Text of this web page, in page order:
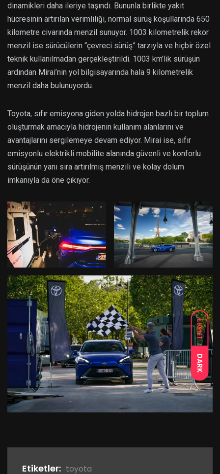
LIGHT
DARK
dinamikleri daha ileriye taşındı. Bununla birlikte yakıt
hücresinin artırılan verimliliği, normal sürüş koşullarında 650
kilometre civarında menzil sunuyor. 1003 kilometrelik rekor
menzil ise sürücülerin “çevreci sürüş” tarzıyla ve hiçbir özel
teknik kullanılmadan gerçekleştirildi. 1003 km’lik sürüşün
ardından Mirai’nin yol bilgisayarında hala 9 kilometrelik
menzil daha bulunuyordu.
Toyota, sıfır emisyona giden yolda hidrojen bazlı bir toplum
oluşturmak amacıyla hidrojenin kullanım alanlarını ve
avantajlarını sergilemeye devam ediyor. Mirai ise, sıfır
emisyonlu elektrikli mobilite alanında güvenli ve konforlu
sürüşünün yanı sıra artırılmış menzili ve kolay dolum
imkanıyla da öne çıkıyor.
Etiketler: toyota